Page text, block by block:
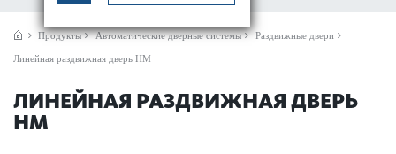
Продукты Автом­ат­ические дверные сис­темы Раздвижные двери
Линейная раздвижная дверь HM
ЛИНЕЙНАЯ РАЗДВИЖНАЯ ДВЕРЬ
HM